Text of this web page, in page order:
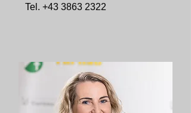
Tel. +43 3863 2322